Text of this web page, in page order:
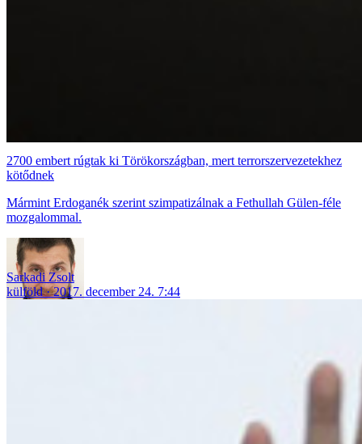
2700 embert rúgtak ki Törökországban, mert terrorszervezetekhez
kötődnek
Mármint Erdoganék szerint szimpatizálnak a Fethullah Gülen-féle
mozgalommal.
Sarkadi Zsolt
külföld
2017. december 24. 7:44